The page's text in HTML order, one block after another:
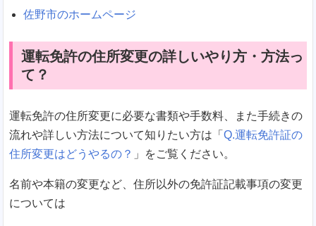
佐野市のホームページ
運転免許の住所変更の詳しいやり方・方法っ
て？
運転免許の住所変更に必要な書類や手数料、また手続きの
流れや詳しい方法について知りたい方は「 Q.運転免許証の
住所変更はどうやるの？ 」をご覧ください。
名前や本籍の変更など、住所以外の免許証記載事項の変更
については